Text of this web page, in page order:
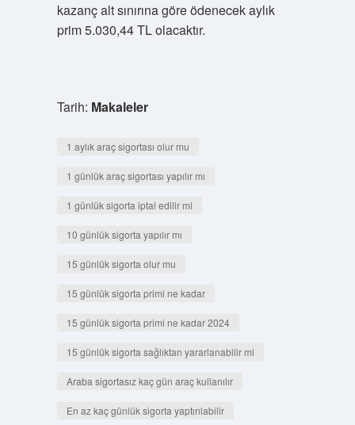
kazanç alt sınırına göre ödenecek aylık
prim 5.030,44 TL olacaktır.
Tarih: Makaleler
1 aylık araç sigortası olur mu
1 günlük araç sigortası yapılır mı
1 günlük sigorta iptal edilir mi
10 günlük sigorta yapılır mı
15 günlük sigorta olur mu
15 günlük sigorta primi ne kadar
15 günlük sigorta primi ne kadar 2024
15 günlük sigorta sağlıktan yararlanabilir mi
Araba sigortasız kaç gün araç kullanılır
En az kaç günlük sigorta yaptırılabilir